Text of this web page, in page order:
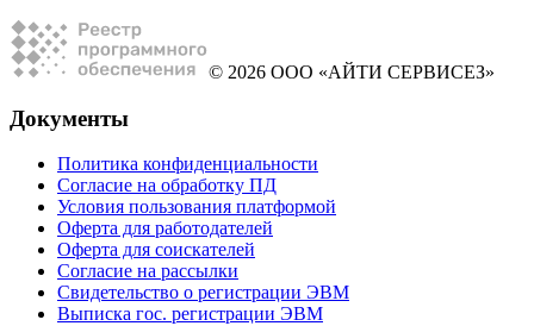
© 2026 ООО «АЙТИ СЕРВИСЕЗ»
Документы
Политика конфиденциальности
Согласие на обработку ПД
Условия пользования платформой
Оферта для работодателей
Оферта для соискателей
Согласие на рассылки
Свидетельство о регистрации ЭВМ
Выписка гос. регистрации ЭВМ